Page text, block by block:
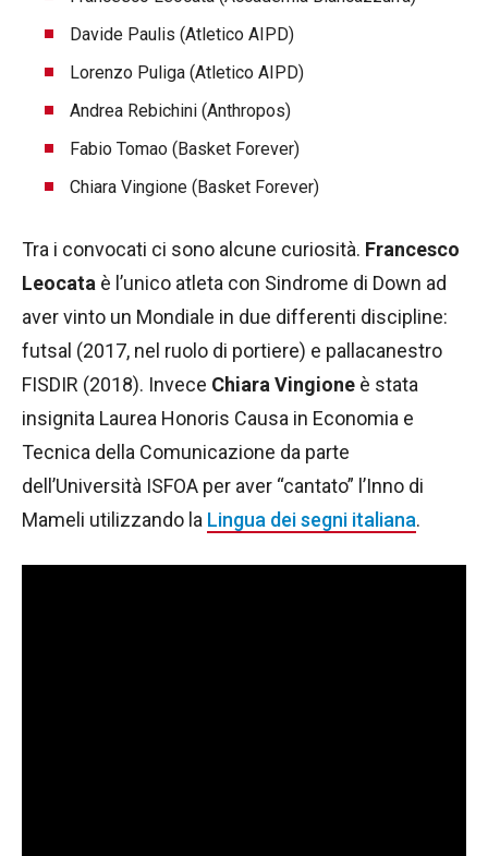
Davide Paulis (Atletico AIPD)
Lorenzo Puliga (Atletico AIPD)
Andrea Rebichini (Anthropos)
Fabio Tomao (Basket Forever)
Chiara Vingione (Basket Forever)
Tra i convocati ci sono alcune curiosità. Francesco
Leocata è l’unico atleta con Sindrome di Down ad
aver vinto un Mondiale in due differenti discipline:
futsal (2017, nel ruolo di portiere) e pallacanestro
FISDIR (2018). Invece Chiara Vingione è stata
insignita Laurea Honoris Causa in Economia e
Tecnica della Comunicazione da parte
dell’Università ISFOA per aver “cantato” l’Inno di
Mameli utilizzando la Lingua dei segni italiana.